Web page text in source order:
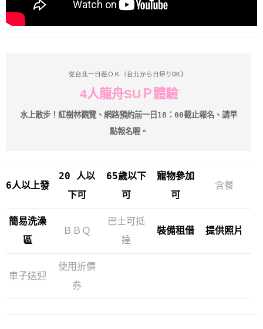
從台北一日遊ＯＫ（台北から日帰りOK)
4人龍舟SUＰ體驗
水上散步！紅樹林觀覽、網路預約前一日18：00截止報名、請早
點報名喔。
6人以上發
20 人以
下可
65歲以下
可
寵物參加
可
含餐
簡易洗澡
區
ＢＢＱ
巴士可抵
達
裝備租借 提供照片
車子送迎
使用折價
券